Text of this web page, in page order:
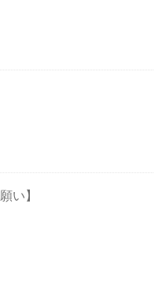
い】